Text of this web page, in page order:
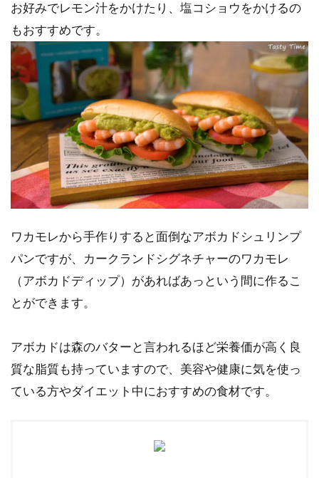
お好みでレモン汁をかけたり、塩コショウをかけるの
もおすすめです。
ワカモレから手作りすると面倒なアボカドシュリンプ
パンですが、カークランドシグネチャーのワカモレ
（アボカドディップ）があればあっという間に作るこ
とができます。
アボカドは森のバターと言われるほど栄養価が高く良
質な脂質も持っていますので、美容や健康に気を使っ
ている方やダイエット中におすすめの食材です。